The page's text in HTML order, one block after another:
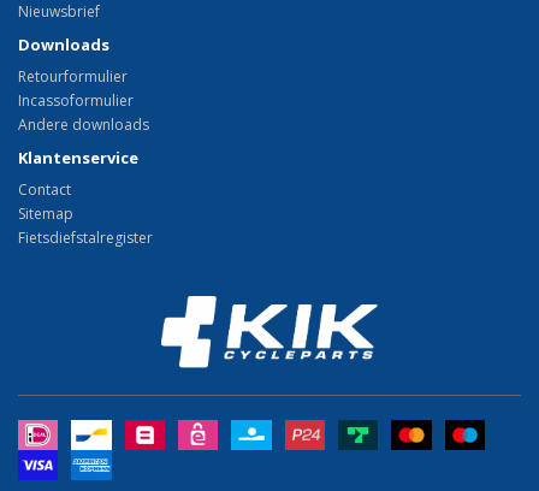
Nieuwsbrief
Downloads
Retourformulier
Incassoformulier
Andere downloads
Klantenservice
Contact
Sitemap
Fietsdiefstalregister